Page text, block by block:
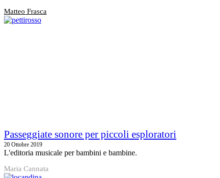
Matteo Frasca
Passeggiate sonore per piccoli esploratori
20 Ottobre 2019
L'editoria musicale per bambini e bambine.
Maria Cannata